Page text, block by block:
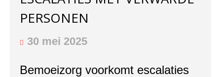
PODCASTS
AGENDA
PERSONEN
30 mei 2025
Bemoeizorg voorkomt escalaties